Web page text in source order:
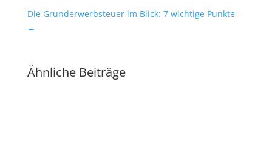
Die Grunderwerbsteuer im Blick: 7 wichtige Punkte
→
Ähnliche Beiträge